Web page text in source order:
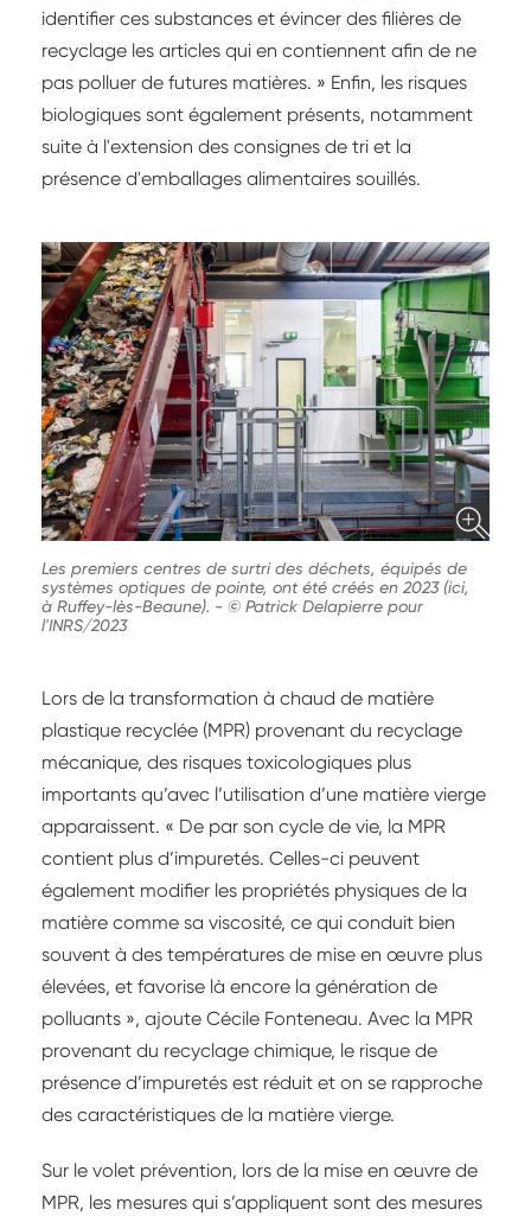
identifier ces substances et évincer des filières de
recyclage les articles qui en contiennent afin de ne
pas polluer de futures matières. » Enfin, les risques
biologiques sont également présents, notamment
suite à l'extension des consignes de tri et la
présence d'emballages alimentaires souillés.
Les premiers centres de surtri des déchets, équipés de
systèmes optiques de pointe, ont été créés en 2023 (ici,
à Ruffey-lès-Beaune). - © Patrick Delapierre pour
l'INRS/2023
Lors de la transformation à chaud de matière
plastique recyclée (MPR) provenant du recyclage
mécanique, des risques toxicologiques plus
importants qu’avec l’utilisation d’une matière vierge
apparaissent. « De par son cycle de vie, la MPR
contient plus d’impuretés. Celles-ci peuvent
également modifier les propriétés physiques de la
matière comme sa viscosité, ce qui conduit bien
souvent à des températures de mise en œuvre plus
élevées, et favorise là encore la génération de
polluants », ajoute Cécile Fonteneau. Avec la MPR
provenant du recyclage chimique, le risque de
présence d’impuretés est réduit et on se rapproche
des caractéristiques de la matière vierge.
Sur le volet prévention, lors de la mise en œuvre de
MPR, les mesures qui s’appliquent sont des mesures